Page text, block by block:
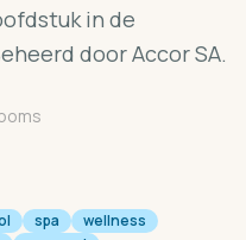
in de
door Accor SA.
spa
wellness